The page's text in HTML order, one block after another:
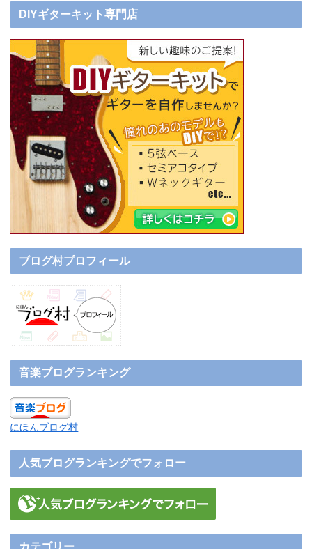
DIYギターキット専門店
ブログ村プロフィール
音楽ブログランキング
にほんブログ村
人気ブログランキングでフォロー
カテゴリー